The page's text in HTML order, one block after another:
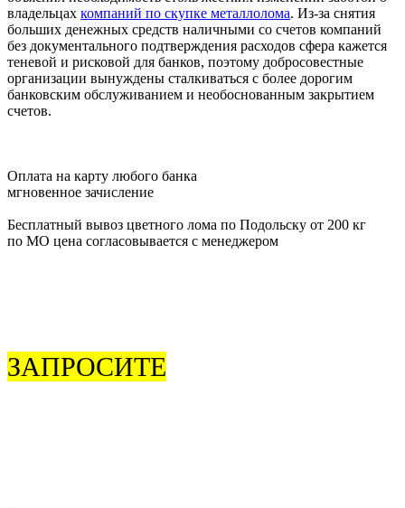
владельцах компаний по скупке металлолома. Из-за снятия
больших денежных средств наличными со счетов компаний
без документального подтверждения расходов сфера кажется
теневой и рисковой для банков, поэтому добросовестные
организации вынуждены сталкиваться с более дорогим
банковским обслуживанием и необоснованным закрытием
счетов.
Оплата на карту любого банка
мгновенное зачисление
Бесплатный вывоз цветного лома по Подольску от 200 кг
по МО цена согласовывается с менеджером
ЗАПРОСИТЕ